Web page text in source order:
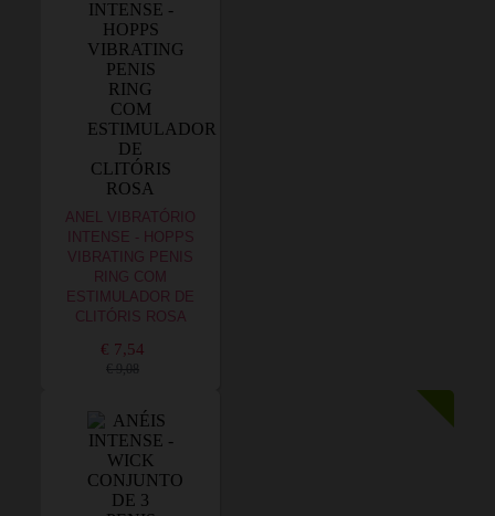
ANEL VIBRATÓRIO
INTENSE - HOPPS
VIBRATING PENIS
RING COM
ESTIMULADOR DE
CLITÓRIS ROSA
€ 7,54
€ 9,08